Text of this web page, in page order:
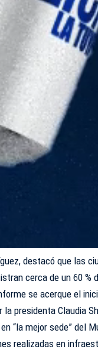
destacó que las
cerca de un 60 %
se acerque el
presidenta Claudia
“la mejor sede” del
realizadas en